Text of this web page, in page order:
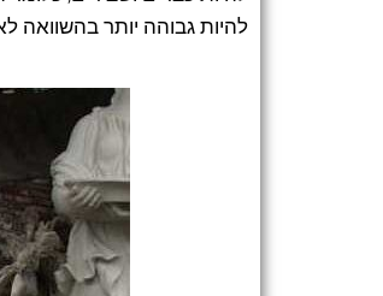
להיות גבוהה יותר בהשוואה